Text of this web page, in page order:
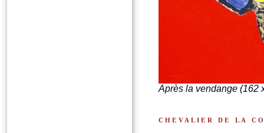
Après la vendange (162
chevalier de la